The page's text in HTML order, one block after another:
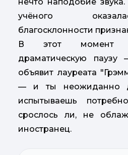
учёного
благосклонности
В этот момент
драматическую паузу
объявит лауреата
— и ты неожиданно
испытываешь
срослось ли, не
иностранец.